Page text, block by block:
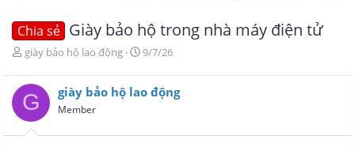
Chia sẻ Giày bảo hộ trong nhà máy điện tử
T
r
e
a
d
s
giày bảo hộ lao động
N
à
y
i
9/7/26
G giày bảo hộ lao động
Member